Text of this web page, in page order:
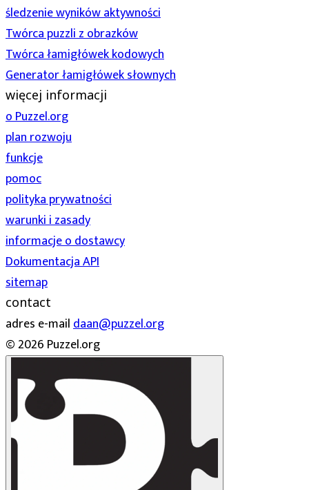
śledzenie wyników aktywności
Twórca puzzli z obrazków
Twórca łamigłówek kodowych
Generator łamigłówek słownych
więcej informacji
o Puzzel.org
plan rozwoju
funkcje
pomoc
polityka prywatności
warunki i zasady
informacje o dostawcy
Dokumentacja API
sitemap
contact
adres e-maildaan@puzzel.org
© 2026 Puzzel.org